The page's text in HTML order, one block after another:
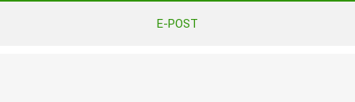
E-POST